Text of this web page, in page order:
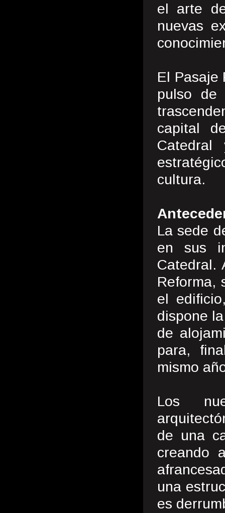
el arte
nuevas
El Pasaje
pulso
capital
cultura.
La sede
en sus
Catedral.
Reforma,
el
dispone
de
para,
mismo
Los
de una
creando
una
es